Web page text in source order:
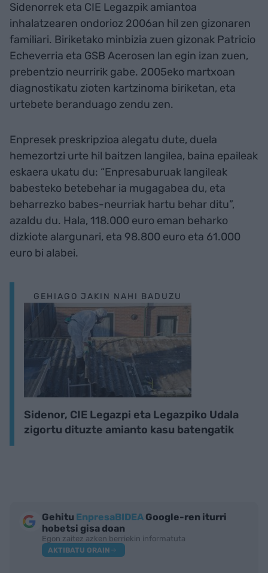
Sidenorrek eta CIE Legazpik amiantoa
inhalatzearen ondorioz 2006an hil zen gizonaren
familiari. Biriketako minbizia zuen gizonak Patricio
Echeverria eta GSB Acerosen lan egin izan zuen,
prebentzio neurririk gabe. 2005eko martxoan
diagnostikatu zioten kartzinoma biriketan, eta
urtebete beranduago zendu zen.
Enpresek preskripzioa alegatu dute, duela
hemezortzi urte hil baitzen langilea, baina epaileak
eskaera ukatu du: “Enpresaburuak langileak
babesteko betebehar ia mugagabea du, eta
beharrezko babes-neurriak hartu behar ditu”,
azaldu du. Hala, 118.000 euro eman beharko
dizkiote alargunari, eta 98.800 euro eta 61.000
euro bi alabei.
GEHIAGO JAKIN NAHI BADUZU
Sidenor, CIE Legazpi eta Legazpiko Udala
zigortu dituzte amianto kasu batengatik
Gehitu EnpresaBIDEA Google-ren iturri
hobetsi gisa doan
Egon zaitez azken berriekin informatuta
AKTIBATU ORAIN